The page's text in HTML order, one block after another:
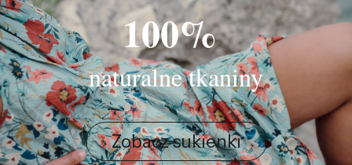
100%
naturalne tkaniny
Zobacz sukienki